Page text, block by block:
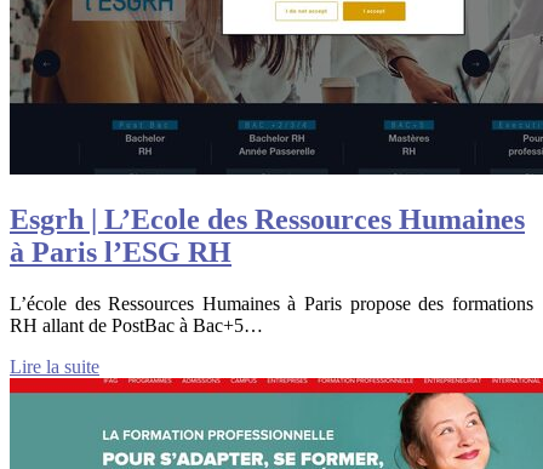
Esgrh | L’Ecole des Ressources Humaines
à Paris l’ESG RH
L’école des Ressources Humaines à Paris propose des formations
RH allant de PostBac à Bac+5…
Lire la suite